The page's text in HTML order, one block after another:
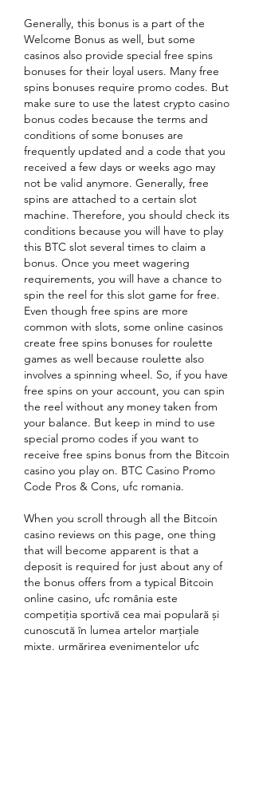
Generally, this bonus is a part of the
Welcome Bonus as well, but some
casinos also provide special free spins
bonuses for their loyal users. Many free
spins bonuses require promo codes. But
make sure to use the latest crypto casino
bonus codes because the terms and
conditions of some bonuses are
frequently updated and a code that you
received a few days or weeks ago may
not be valid anymore. Generally, free
spins are attached to a certain slot
machine. Therefore, you should check its
conditions because you will have to play
this BTC slot several times to claim a
bonus. Once you meet wagering
requirements, you will have a chance to
spin the reel for this slot game for free.
Even though free spins are more
common with slots, some online casinos
create free spins bonuses for roulette
games as well because roulette also
involves a spinning wheel. So, if you have
free spins on your account, you can spin
the reel without any money taken from
your balance. But keep in mind to use
special promo codes if you want to
receive free spins bonus from the Bitcoin
casino you play on. BTC Casino Promo
Code Pros & Cons, ufc romania.
When you scroll through all the Bitcoin
casino reviews on this page, one thing
that will become apparent is that a
deposit is required for just about any of
the bonus offers from a typical Bitcoin
online casino, ufc românia este
competiția sportivă cea mai populară și
cunoscută în lumea artelor marțiale
mixte. urmărirea evenimentelor ufc